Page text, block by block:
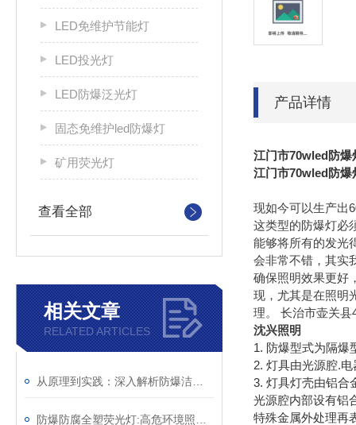
LED免维护节能灯
LED投光灯
LED防爆泛光灯
固态免维护led防爆灯
矿用荧光灯
查看全部
相关文章
RELATED ARTICLES
产品详情
江门市70wled防
江门市70wled防
现如今可以生产出
这类型的防爆灯必
能够将所有的发光
会非常不错，其实
确保照明效果更好
现，尤其是在照明
理。 长治市壶关县
沈兴照明
1. 防爆型式为隔爆
2. 灯具由光源腔.
3. 灯具灯壳由铝合
光源腔内部设有铝
特殊金属外处理再